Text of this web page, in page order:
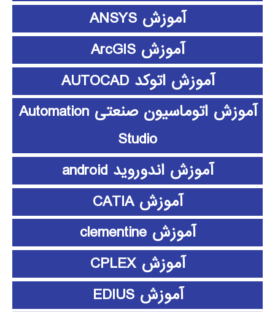
آموزش ANSYS
آموزش ArcGIS
آموزش اتوکد AUTOCAD
آموزش اتوماسیون صنعتی Automation
Studio
آموزش اندوروید android
آموزش CATIA
آموزش clementine
آموزش CPLEX
آموزش EDIUS